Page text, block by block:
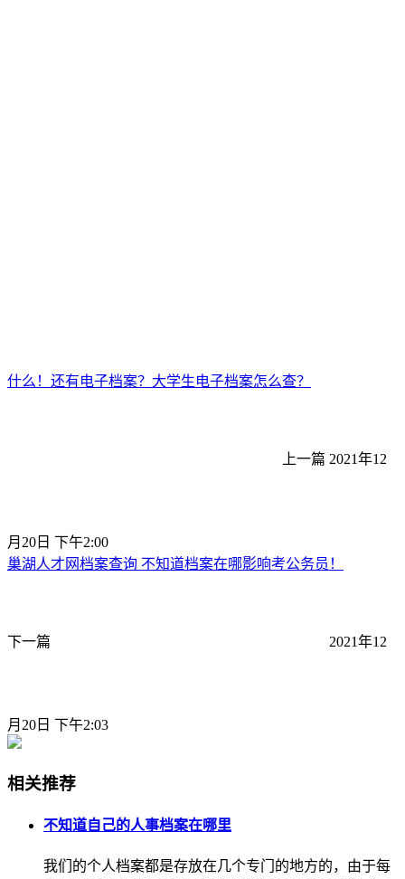
什么！还有电子档案？大学生电子档案怎么查？
上一篇 2021年12
月20日 下午2:00
巢湖人才网档案查询 不知道档案在哪影响考公务员！
下一篇 2021年12
月20日 下午2:03
相关推荐
不知道自己的人事档案在哪里
我们的个人档案都是存放在几个专门的地方的，由于每